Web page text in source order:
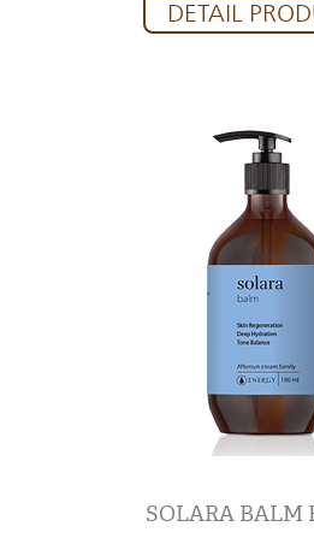
DETAIL
SOLARA BALM